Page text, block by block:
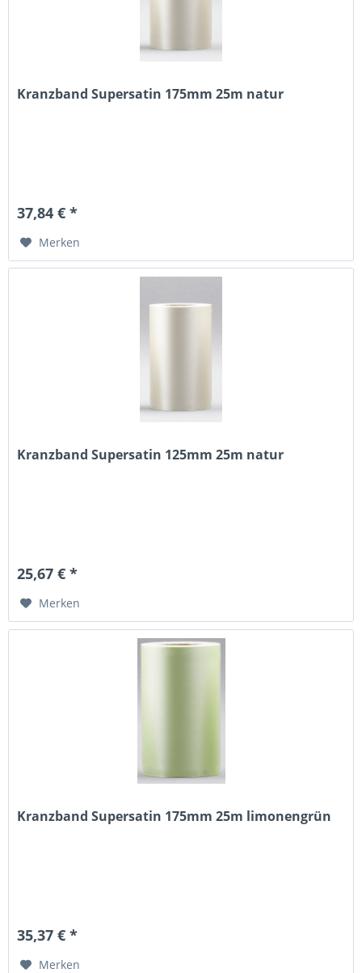
Kranzband Supersatin 175mm 25m natur
37,84 € *
Merken
Kranzband Supersatin 125mm 25m natur
25,67 € *
Merken
Kranzband Supersatin 175mm 25m limonengrün
35,37 € *
Merken